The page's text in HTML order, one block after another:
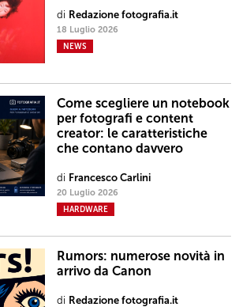
di Redazione fotografia.it
18 Luglio 2026
NEWS
Come scegliere un notebook
per fotografi e content
creator: le caratteristiche
che contano davvero
di Francesco Carlini
20 Luglio 2026
HARDWARE
Rumors: numerose novità in
arrivo da Canon
di Redazione fotografia.it